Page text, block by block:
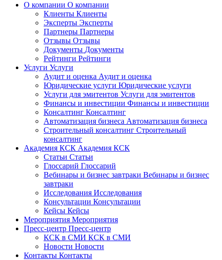
О компании О компании
Клиенты Клиенты
Эксперты Эксперты
Партнеры Партнеры
Отзывы Отзывы
Документы Документы
Рейтинги Рейтинги
Услуги Услуги
Аудит и оценка Аудит и оценка
Юридические услуги Юридические услуги
Услуги для эмитентов Услуги для эмитентов
Финансы и инвестиции Финансы и инвестиции
Консалтинг Консалтинг
Автоматизация бизнеса Автоматизация бизнеса
Строительный консалтинг Строительный
консалтинг
Академия КСК Академия КСК
Статьи Статьи
Глоссарий Глоссарий
Вебинары и бизнес завтраки Вебинары и бизнес
завтраки
Исследования Исследования
Консультации Консультации
Кейсы Кейсы
Мероприятия Мероприятия
Пресс-центр Пресс-центр
КСК в СМИ КСК в СМИ
Новости Новости
Контакты Контакты